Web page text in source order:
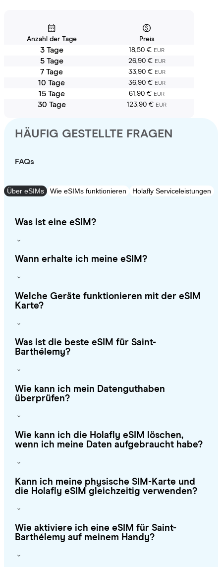
Anzahl der Tage Preis
3 Tage 18,50 € EUR
5 Tage 26,90 € EUR
7 Tage 33,90 € EUR
10 Tage 36,90 € EUR
15 Tage 61,90 € EUR
30 Tage 123,90 € EUR
HÄUFIG GESTELLTE FRAGEN
FAQs
Über eSIMs Wie eSIMs funktionieren Holafly Serviceleistungen
Was ist eine eSIM?
Wann erhalte ich meine eSIM?
Welche Geräte funktionieren mit der eSIM
Karte?
Was ist die beste eSIM für Saint-
Barthélemy?
Wie kann ich mein Datenguthaben
überprüfen?
Wie kann ich die Holafly eSIM löschen,
wenn ich meine Daten aufgebraucht habe?
Kann ich meine physische SIM-Karte und
die Holafly eSIM gleichzeitig verwenden?
Wie aktiviere ich eine eSIM für Saint-
Barthélemy auf meinem Handy?